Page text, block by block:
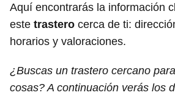
Aquí encontrarás la información
este trastero cerca de ti:
horarios y valoraciones.
¿Buscas un trastero cercano
cosas? A continuación verás los